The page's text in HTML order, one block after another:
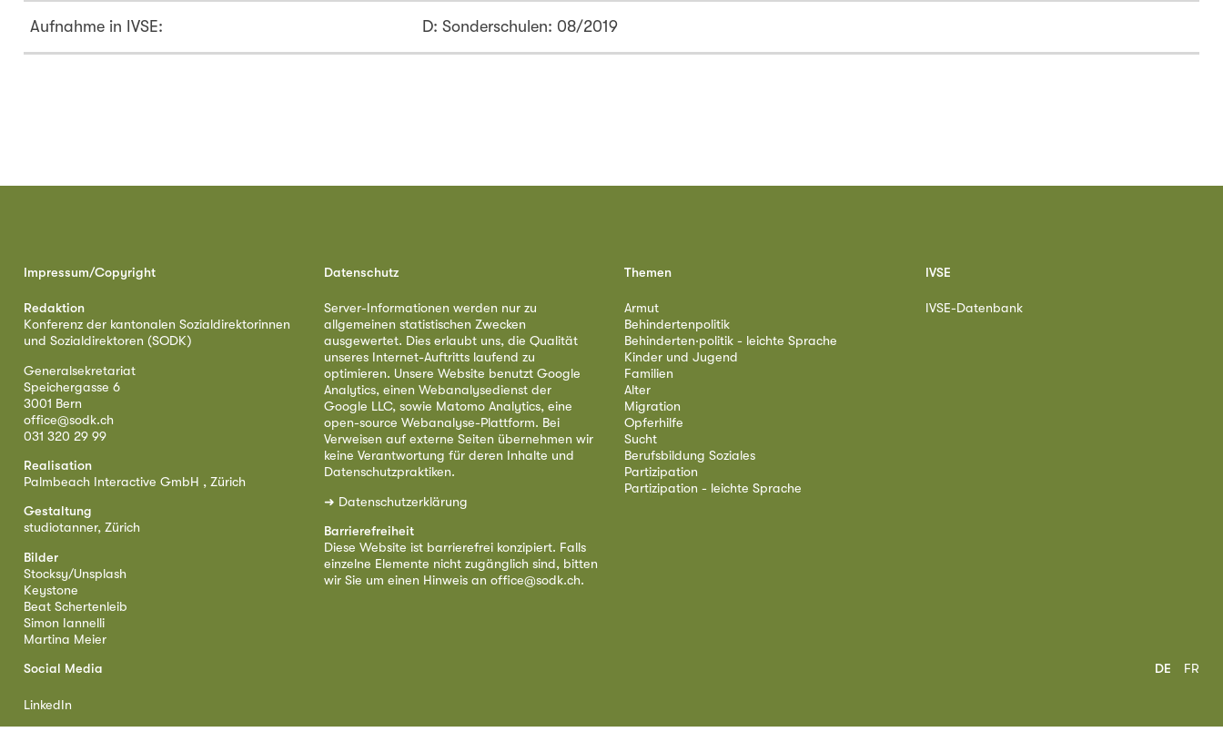
Aufnahme in IVSE: D: Sonderschulen: 08/2019
Impressum/Copyright
Redaktion
Konferenz der kantonalen Sozialdirektorinnen
und Sozialdirektoren (SODK)
Generalsekretariat
Speichergasse 6
3001 Bern
office@sodk.ch
031 320 29 99
Realisation
Palmbeach Interactive GmbH , Zürich
Gestaltung
studiotanner, Zürich
Bilder
Stocksy/Unsplash
Keystone
Beat Schertenleib
Simon Iannelli
Martina Meier
Datenschutz
Server-Informationen werden nur zu
allgemeinen statistischen Zwecken
ausgewertet. Dies erlaubt uns, die Qualität
unseres Internet-Auftritts laufend zu
optimieren. Unsere Website benutzt Google
Analytics, einen Webanalysedienst der
Google LLC, sowie Matomo Analytics, eine
open-source Webanalyse-Plattform. Bei
Verweisen auf externe Seiten übernehmen wir
keine Verantwortung für deren Inhalte und
Datenschutzpraktiken.
➜ Datenschutzerklärung
Barrierefreiheit
Diese Website ist barrierefrei konzipiert. Falls
einzelne Elemente nicht zugänglich sind, bitten
wir Sie um einen Hinweis anoffice@sodk.ch.
Themen
Armut
Behindertenpolitik
Behinderten·politik - leichte Sprache
Kinder und Jugend
Familien
Alter
Migration
Opferhilfe
Sucht
Berufsbildung Soziales
Partizipation
Partizipation - leichte Sprache
IVSE
IVSE-Datenbank
Social Media
LinkedIn
DE FR